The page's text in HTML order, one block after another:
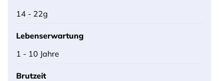
14 - 22g
Lebenserwartung
1 - 10 Jahre
Brutzeit